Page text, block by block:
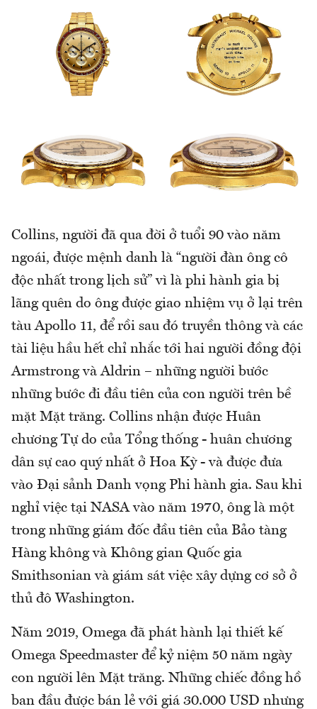
Collins, người đã qua đời ở tuổi 90 vào năm
ngoái, được mệnh danh là “người đàn ông cô
độc nhất trong lịch sử” vì là phi hành gia bị
lãng quên do ông được giao nhiệm vụ ở lại trên
tàu Apollo 11, để rồi sau đó truyền thông và các
tài liệu hầu hết chỉ nhắc tới hai người đồng đội
Armstrong và Aldrin – những người bước
những bước đi đầu tiên của con người trên bề
mặt Mặt trăng. Collins nhận được Huân
chương Tự do của Tổng thống - huân chương
dân sự cao quý nhất ở Hoa Kỳ - và được đưa
vào Đại sảnh Danh vọng Phi hành gia. Sau khi
nghỉ việc tại NASA vào năm 1970, ông là một
trong những giám đốc đầu tiên của Bảo tàng
Hàng không và Không gian Quốc gia
Smithsonian và giám sát việc xây dựng cơ sở ở
thủ đô Washington.
Năm 2019, Omega đã phát hành lại thiết kế
Omega Speedmaster để kỷ niệm 50 năm ngày
con người lên Mặt trăng. Những chiếc đồng hồ
ban đầu được bán lẻ với giá 30.000 USD nhưng